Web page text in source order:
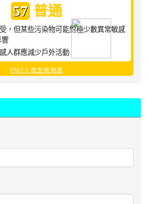
57 普通
，但某些污染物可能對極少數異常敏感
人群應減少戶外活動
PM2.5 微型感測器